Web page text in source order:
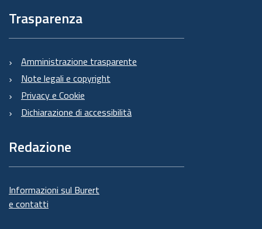
Trasparenza
Amministrazione trasparente
Note legali e copyright
Privacy e Cookie
Dichiarazione di accessibilità
Redazione
Informazioni sul Burert
e contatti